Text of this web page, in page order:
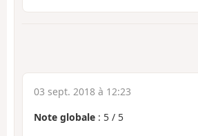
03 sept. 2018 à 12:23
Note globale : 5 / 5